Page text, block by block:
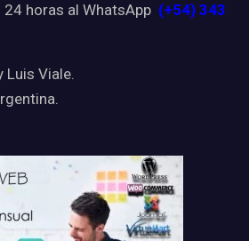
horas al WhatsApp (+54) 343
Luis Viale.